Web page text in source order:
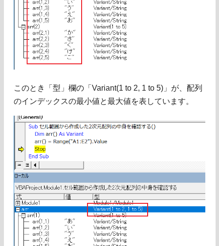
このとき「型」欄の「Variant(1 to 2, 1 to 5)」が、配列
のインデックスの最小値と最大値を表しています。